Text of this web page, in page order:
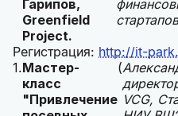
Гарипов,
Greenfield
Project.
стартапов
Регистрация: http://it-
Мастер-
класс
"Привлечение
(
VCG,